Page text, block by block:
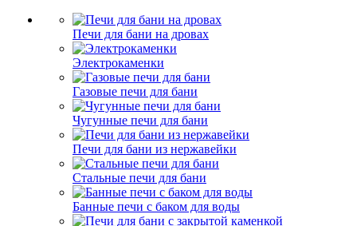
Печи для бани на дровах
Электрокаменки
Газовые печи для бани
Чугунные печи для бани
Печи для бани из нержавейки
Стальные печи для бани
Банные печи с баком для воды